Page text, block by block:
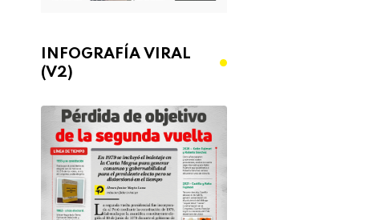
INFOGRAFÍA VIRAL
(V2)